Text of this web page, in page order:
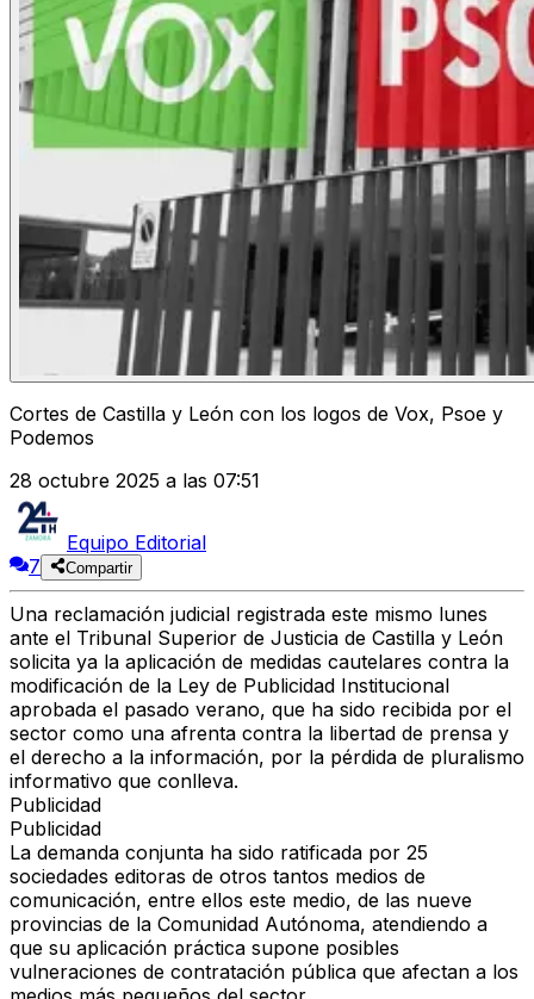
Cortes de Castilla y León con los logos de Vox, Psoe y
Podemos
28 octubre 2025 a las 07:51
Equipo Editorial
7
Compartir
Una reclamación judicial registrada este mismo lunes
ante el Tribunal Superior de Justicia de Castilla y León
solicita ya la aplicación de medidas cautelares contra la
modificación de la Ley de Publicidad Institucional
aprobada el pasado verano, que ha sido recibida por el
sector como una afrenta contra la libertad de prensa y
el derecho a la información, por la pérdida de pluralismo
informativo que conlleva.
Publicidad
Publicidad
La demanda conjunta ha sido ratificada por 25
sociedades editoras de otros tantos medios de
comunicación, entre ellos este medio, de las nueve
provincias de la Comunidad Autónoma, atendiendo a
que su aplicación práctica supone posibles
vulneraciones de contratación pública que afectan a los